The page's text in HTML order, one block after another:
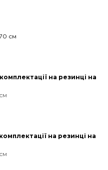
см
на резинці на
на резинці на